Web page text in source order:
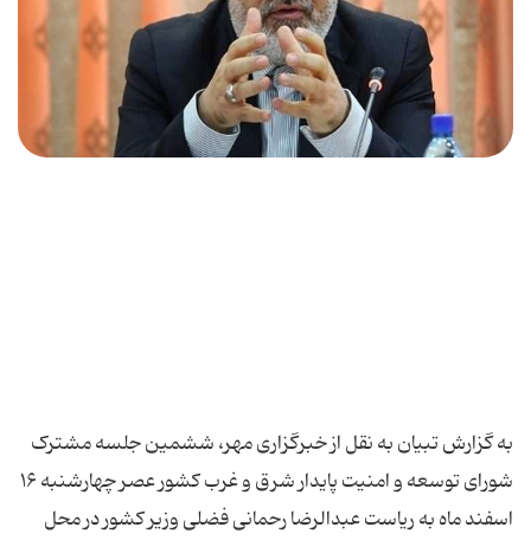
به گزارش تبیان به نقل از خبرگزاری مهر، ششمین جلسه مشترک
شورای توسعه و امنیت پایدار شرق و غرب کشور عصر چهارشنبه ۱۶
اسفند ماه به ریاست عبدالرضا رحمانی فضلی وزیر کشور در محل